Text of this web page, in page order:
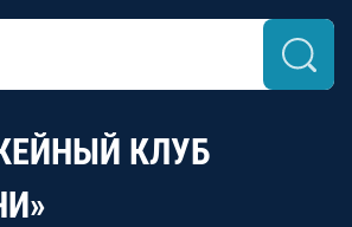
КЛУБ